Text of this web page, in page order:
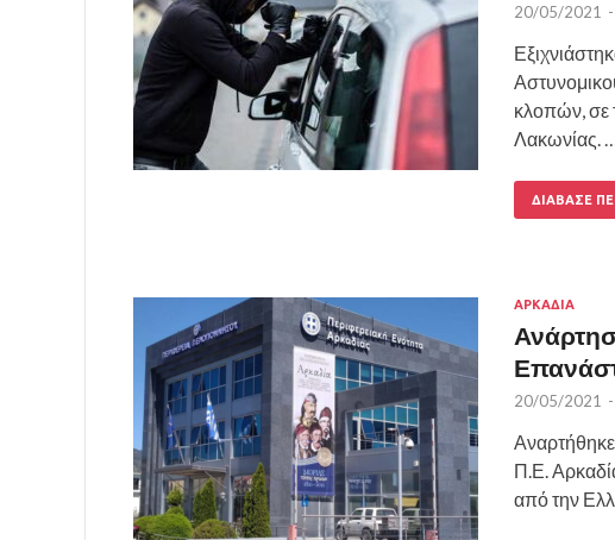
20/05/2021 -
κλοπών, σε
Λακωνίας. …
ΔΙΆΒΑΣΕ
ΑΡΚΑΔΙΑ
20/05/2021 -
Π.Ε.
από την